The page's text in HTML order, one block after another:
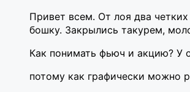
Привет всем. От лоя два
бошку. Закрылись такурем,
Как понимать фьюч и акцию? У
потому как графически можно